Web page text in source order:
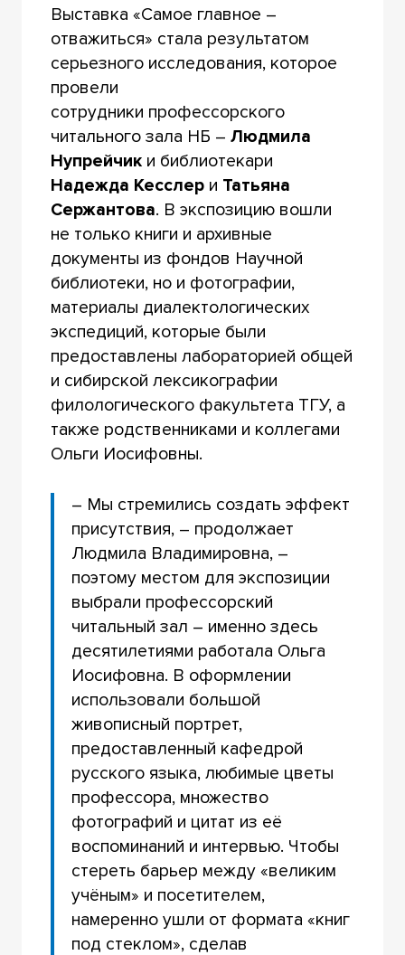
Выставка «Самое главное –
отважиться» стала результатом
серьезного исследования, которое
провели
сотрудники профессорского
читального зала НБ – Людмила
Нупрейчики библиотекари
Надежда Кесслери Татьяна
Сержантова. В экспозицию вошли
не только книги и архивные
документы из фондов Научной
библиотеки, но и фотографии,
материалы диалектологических
экспедиций, которые были
предоставлены лабораторией общей
и сибирской лексикографии
филологического факультета ТГУ, а
также родственниками и коллегами
Ольги Иосифовны.
– Мы стремились создать эффект
присутствия, – продолжает
Людмила Владимировна, –
поэтому местом для экспозиции
выбрали профессорский
читальный зал – именно здесь
десятилетиями работала Ольга
Иосифовна. В оформлении
использовали большой
живописный портрет,
предоставленный кафедрой
русского языка, любимые цветы
профессора, множество
фотографий и цитат из её
воспоминаний и интервью. Чтобы
стереть барьер между «великим
учёным» и посетителем,
намеренно ушли от формата «книг
под стеклом», сделав